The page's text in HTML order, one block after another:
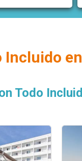
Incluido
Todo